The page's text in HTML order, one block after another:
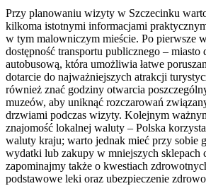
Przy planowaniu wizyty w Szczecinku
kilkoma istotnymi informacjami
w tym malowniczym mieście. Po pierwsze
dostępność transportu publicznego – miasto
autobusową, która umożliwia łatwe
dotarcie do najważniejszych atrakcji
również znać godziny otwarcia
muzeów, aby uniknąć rozczarowań
drzwiami podczas wizyty. Kolejnym
znajomość lokalnej waluty – Polska
waluty kraju; warto jednak mieć przy sobie
wydatki lub zakupy w mniejszych sklepach
zapominajmy także o kwestiach
podstawowe leki oraz ubezpieczenie